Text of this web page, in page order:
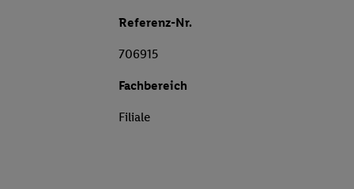
Referenz-Nr.
706915
Fachbereich
Filiale